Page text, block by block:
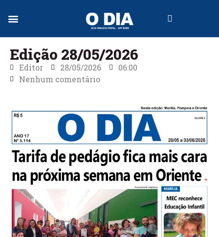
Edição 28/05/2026
Editor 28/05/2026
06:00
Nenhum comentário